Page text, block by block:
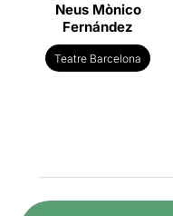
Neus Mònico
Fernández
Teatre Barcelona